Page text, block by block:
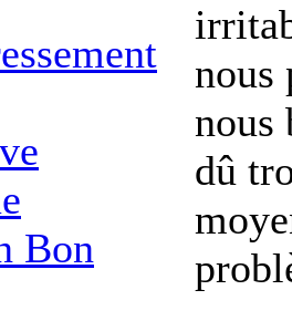
Bon
nous
nous
dû